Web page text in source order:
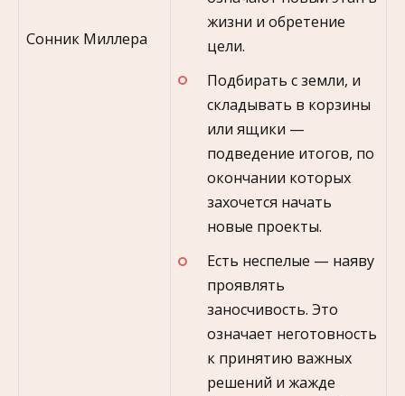
Сонник Миллера
жизни и обретение
цели.
Подбирать с земли, и
складывать в корзины
или ящики —
подведение итогов, по
окончании которых
захочется начать
новые проекты.
Есть неспелые — наяву
проявлять
заносчивость. Это
означает неготовность
к принятию важных
решений и жажде